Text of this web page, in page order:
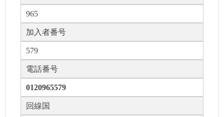
965
加入者番号
579
電話番号
0120965579
回線国